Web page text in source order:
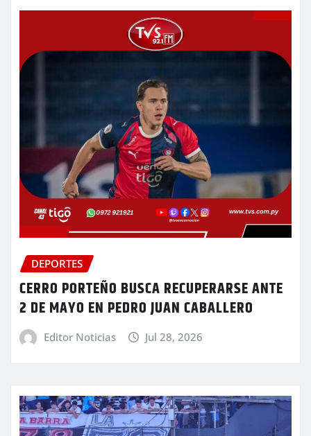
DEPORTES
CERRO PORTEÑO BUSCA RECUPERARSE ANTE
2 DE MAYO EN PEDRO JUAN CABALLERO
Editor Noticias Jul 28, 2026